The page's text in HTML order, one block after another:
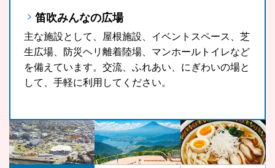
笛吹みんなの広場
主な施設として、屋根施設、イベントスペース、芝
生広場、防災ヘリ離着陸場、マンホールトイレなど
を備えています。交流、ふれあい、にぎわいの場と
して、手軽に利用してください。
FUJIYAMAツインテラス
FUJIYAMAツインテラスは、河口湖や山中湖、世界
文化遺産に登録されている富士山が一望できる眺望
スポットです。
笛吹市ソウルフード「ラーほー」
山梨県の郷土料理である「ほうとう」をもっと気軽
に、もっと多くの観光客の皆さんに、また地域の皆
さんに召し上がっていただきたいという思いから開
発したラーほー。お気に入りの1杯を見つけてみま